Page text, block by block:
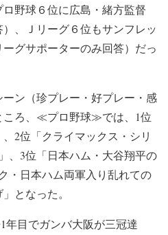
野球６位に広島・緒方監督
）、Ｊリーグ６位もサンフレッ
グサポーターのみ回答）だっ
ン（珍プレー・好プレー・感
ころ、≪プロ野球≫では、1位
2位「クライマックス・シリ
、3位「日本ハム・大谷翔平の
・日本ハム両軍入り乱れての
となった。
年目でガンバ大阪が三冠達